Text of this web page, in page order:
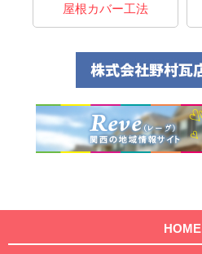
屋根カバー工法
HOME